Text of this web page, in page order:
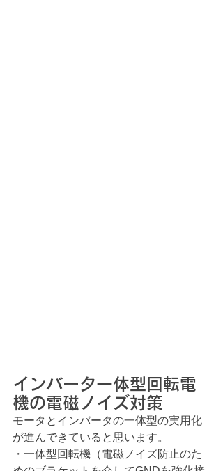
インバータ一体型回転電
機の電磁ノイズ対策
モータとインバータの一体型の実用化
が進んできていると思います。
・一体型回転機（電磁ノイズ防止のた